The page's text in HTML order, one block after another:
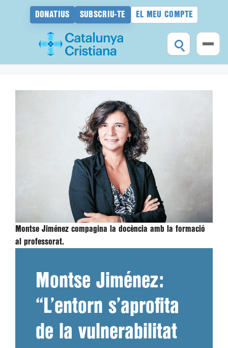
DONATIUS SUBSCRIU-TE EL MEU COMPTE
Montse Jiménez compagina la docència amb la formació
al professorat.
Montse Jiménez:
“L’entorn s’aprofita
de la vulnerabilitat